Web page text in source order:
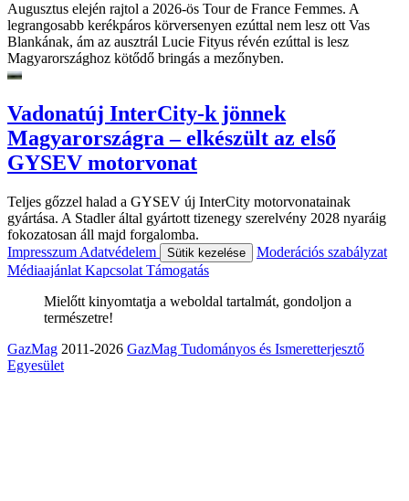
Augusztus elején rajtol a 2026-ös Tour de France Femmes. A
legrangosabb kerékpáros körversenyen ezúttal nem lesz ott Vas
Blankának, ám az ausztrál Lucie Fityus révén ezúttal is lesz
Magyarországhoz kötődő bringás a mezőnyben.
Vadonatúj InterCity-k jönnek
Magyarországra – elkészült az első
GYSEV motorvonat
Teljes gőzzel halad a GYSEV új InterCity motorvonatainak
gyártása. A Stadler által gyártott tizenegy szerelvény 2028 nyaráig
fokozatosan áll majd forgalomba.
Impresszum Adatvédelem Sütik kezelése
Moderációs szabályzat
Médiaajánlat Kapcsolat Támogatás
Mielőtt kinyomtatja a weboldal tartalmát, gondoljon a
természetre!
GazMag 2011-2026 GazMag Tudományos és Ismeretterjesztő
Egyesület